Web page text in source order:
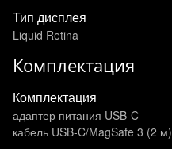
Тип дисплея
Liquid Retina
Комплектация
Комплектация
адаптер питания USB-C
кабель USB-C/MagSafe 3 (2 м)